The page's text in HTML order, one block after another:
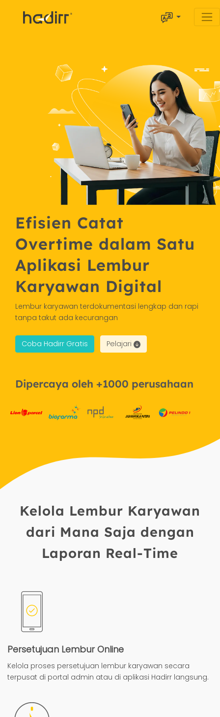
Efisien Catat
Overtime dalam Satu
Aplikasi Lembur
Karyawan Digital
Lembur karyawan terdokumentasi lengkap dan rapi
tanpa takut ada kecurangan
Coba Hadirr Gratis Pelajari
Dipercaya oleh +1000 perusahaan
Kelola Lembur Karyawan
dari Mana Saja dengan
Laporan Real-Time
Persetujuan Lembur Online
Kelola proses persetujuan lembur karyawan secara
terpusat di portal admin atau di aplikasi Hadirr langsung.